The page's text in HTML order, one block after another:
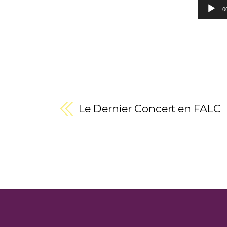
Le Dernier Concert en FALC